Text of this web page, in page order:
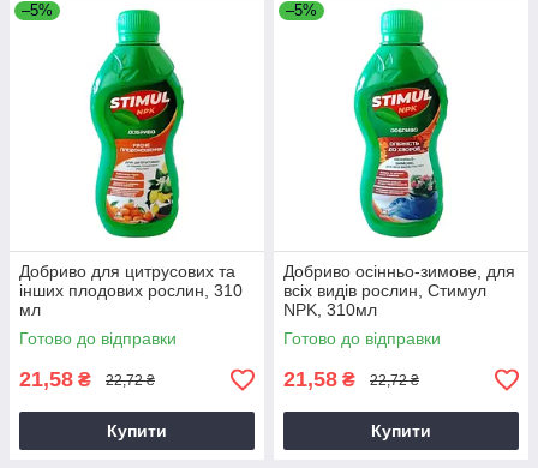
–5%
Добриво для цитрусових та
інших плодових рослин, 310
мл
Готово до відправки
21,58 ₴ 22,72 ₴
Купити
–5%
Добриво осінньо-зимове, для
всіх видів рослин, Стимул
NPK, 310мл
Готово до відправки
21,58 ₴ 22,72 ₴
Купити